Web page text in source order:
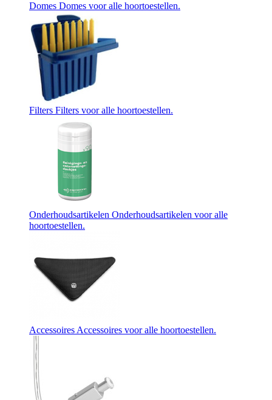
Domes Domes voor alle hoortoestellen.
Filters Filters voor alle hoortoestellen.
Onderhoudsartikelen Onderhoudsartikelen voor alle
hoortoestellen.
Accessoires Accessoires voor alle hoortoestellen.